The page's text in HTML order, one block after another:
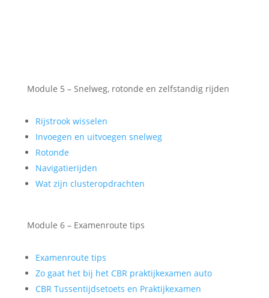
Module 5 – Snelweg, rotonde en zelfstandig rijden
Rijstrook wisselen
Invoegen en uitvoegen snelweg
Rotonde
Navigatierijden
Wat zijn clusteropdrachten
Module 6 – Examenroute tips
Examenroute tips
Zo gaat het bij het CBR praktijkexamen auto
CBR Tussentijdsetoets en Praktijkexamen